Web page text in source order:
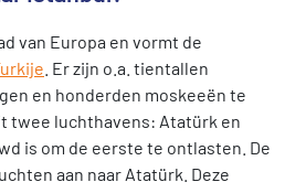
van Europa en vormt de
. Er zijn o.a. tientallen
en honderden moskeeën te
twee luchthavens: Atatürk en
is om de eerste te ontlasten. De
aan naar Atatürk. Deze